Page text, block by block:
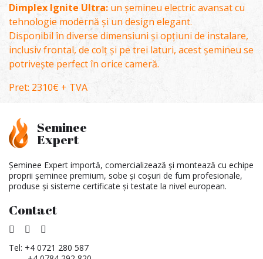
Dimplex Ignite Ultra: un șemineu electric avansat cu
tehnologie modernă și un design elegant.
Disponibil în diverse dimensiuni și opțiuni de instalare,
inclusiv frontal, de colț și pe trei laturi, acest șemineu se
potrivește perfect în orice cameră.
Pret: 2310€ + TVA
Seminee
Expert
Șeminee Expert importă, comercializează și montează cu echipe
proprii șeminee premium, sobe și coșuri de fum profesionale,
produse și sisteme certificate și testate la nivel european.
Contact
Tel: +4 0721 280 587